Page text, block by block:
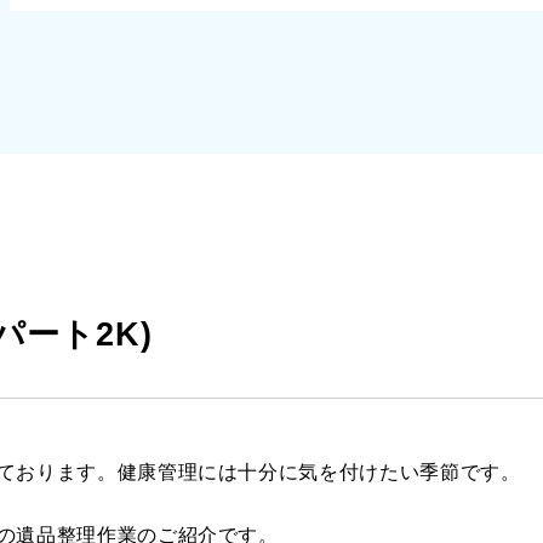
ート2K)
ります。健康管理には十分に気を付けたい季節です。
遺品整理作業のご紹介です。